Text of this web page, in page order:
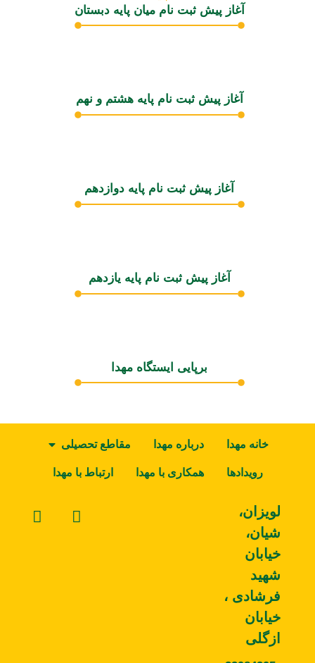
آغاز پیش ثبت نام میان پایه دبستان
آغاز پیش ثبت نام پایه هشتم و نهم
آغاز پیش ثبت نام پایه دوازدهم
آغاز پیش ثبت نام پایه یازدهم
برپایی ایستگاه مهدا
خانه مهدا درباره مهدا مقاطع تحصیلی
رویدادها همکاری با مهدا ارتباط با مهدا
لویزان،
شیان،
خیابان
شهید
فرشادی ،
خیابان
ازگلی